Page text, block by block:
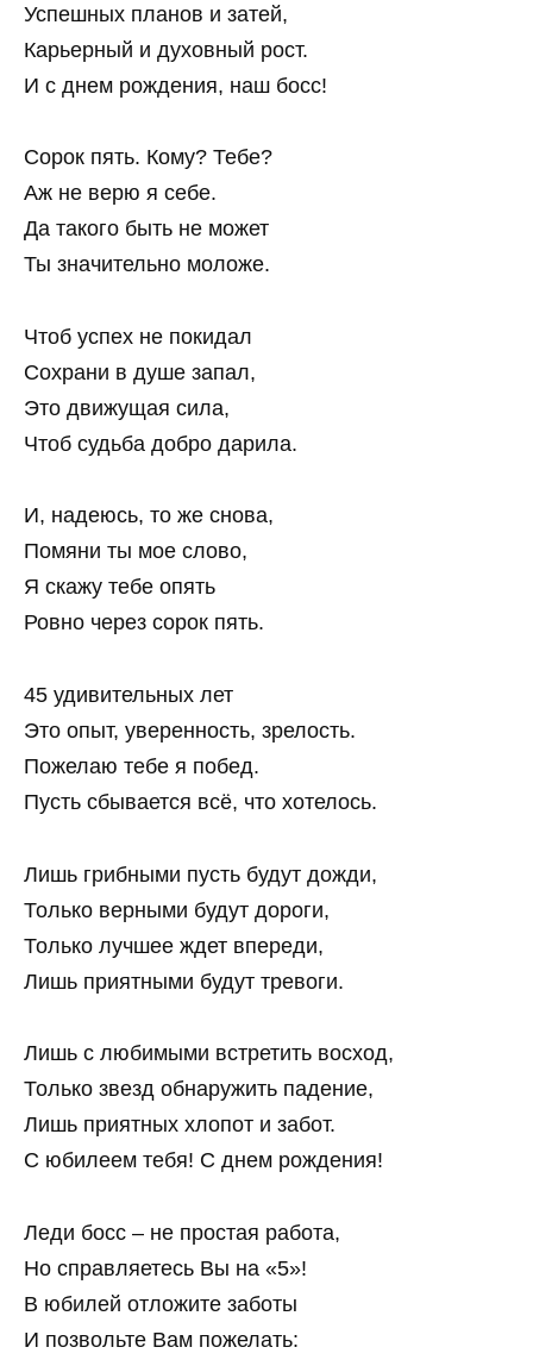
Успешных планов и затей,
Карьерный и духовный рост.
И с днем рождения, наш босс!
Сорок пять. Кому? Тебе?
Аж не верю я себе.
Да такого быть не может
Ты значительно моложе.
Чтоб успех не покидал
Сохрани в душе запал,
Это движущая сила,
Чтоб судьба добро дарила.
И, надеюсь, то же снова,
Помяни ты мое слово,
Я скажу тебе опять
Ровно через сорок пять.
45 удивительных лет
Это опыт, уверенность, зрелость.
Пожелаю тебе я побед.
Пусть сбывается всё, что хотелось.
Лишь грибными пусть будут дожди,
Только верными будут дороги,
Только лучшее ждет впереди,
Лишь приятными будут тревоги.
Лишь с любимыми встретить восход,
Только звезд обнаружить падение,
Лишь приятных хлопот и забот.
С юбилеем тебя! С днем рождения!
Леди босс – не простая работа,
Но справляетесь Вы на «5»!
В юбилей отложите заботы
И позвольте Вам пожелать: